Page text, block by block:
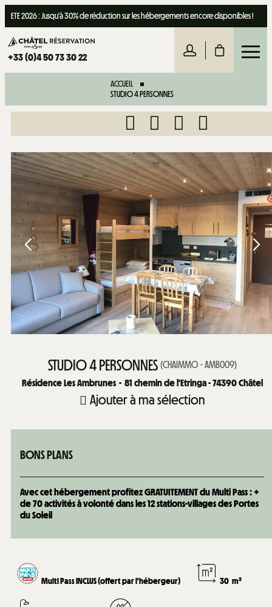
ETE 2026 : Jusqu'à 30% de réduction sur les hébergements encore disponibles !
+33 (0)4 50 73 30 22
ACCUEIL
STUDIO 4 PERSONNES
STUDIO 4 PERSONNES (CHAIMMO - AMB009)
Résidence Les Ambrunes
81 chemin de l'Etringa - 74390 Châtel
Ajouter à ma sélection
BONS PLANS
Avec cet hébergement profitez GRATUITEMENT du Multi Pass : +
de 70 activités à volonté dans les 12 stations-villages des Portes
du Soleil
Multi Pass INCLUS (offert par l'hébergeur) 30 m²